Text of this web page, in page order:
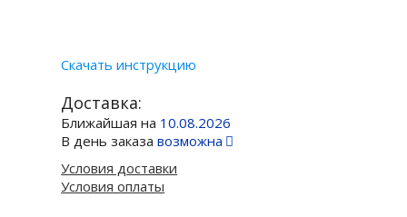
Скачать инструкцию
Доставка:
Ближайшая на 10.08.2026
В день заказавозможна
Условия доставки
Условия оплаты